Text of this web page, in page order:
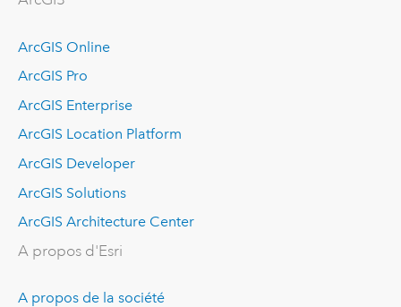
ArcGIS Online
ArcGIS Pro
ArcGIS Enterprise
ArcGIS Location Platform
ArcGIS Developer
ArcGIS Solutions
ArcGIS Architecture Center
A propos d'Esri
A propos de la société